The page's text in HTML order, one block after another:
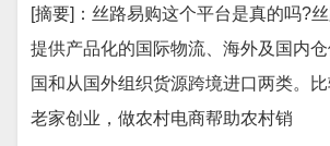
[摘要]：丝路易购这个平台是真的吗?
提供产品化的国际物流、海外及国内
国和从国外组织货源跨境进口两类。
老家创业，做农村电商帮助农村销